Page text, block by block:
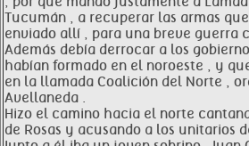
Tucumán , a recuperar las armas
enviado allí , para una breve guerra
Además debía derrocar a los
habían formado en el noroeste , y
en la llamada Coalición del Norte ,
Avellaneda .
Hizo el camino hacia el norte
de Rosas y acusando a los unitarios